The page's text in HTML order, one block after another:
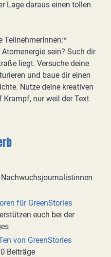
Lage daraus einen tollen
TeilnehmerInnen:*
sein? Such dir
liegt. Versuche deine
und baue dir einen
Nutze deine kreativen
nur weil der Text
für GreenStories
euch bei der
von GreenStories
Beiträge